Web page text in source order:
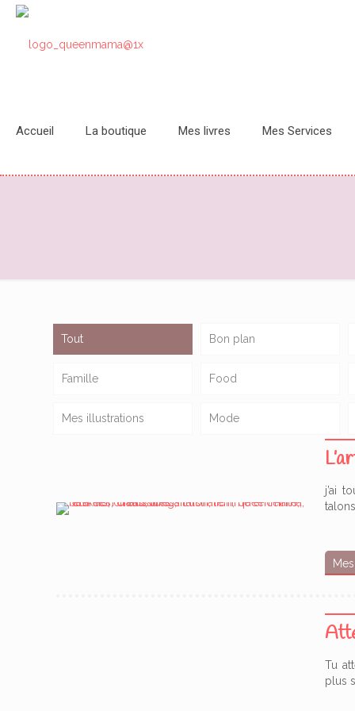
Accueil La boutique Mes livres Mes Services
Tout Bon plan
Famille Food
Mes illustrations Mode
j’ai
Tu
plus